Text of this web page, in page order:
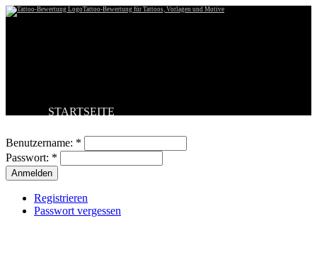
Tattoo-Bewertung für Tattoos, Vorlagen und Motive
STARTSEITE
BESTE TATTOOS
NEUESTE TATTOOS
KOMMENTARE
FORUM
Benutzername: *
Passwort: *
Registrieren
Passwort vergessen